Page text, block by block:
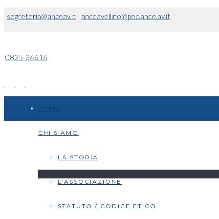
segreteria@anceav.it- anceavellino@pec.ance.av.it
0825-36616
CHI SIAMO
LA STORIA
L’ASSOCIAZIONE
STATUTO / CODICE ETICO